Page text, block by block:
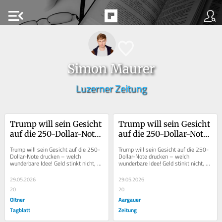
menu_open
Simon Maurer
Luzerner Zeitung
Trump will sein Gesicht
auf die 250-Dollar-Note
wunderbare Idee!
Trump will sein Gesicht auf die 250-
Dollar-Note drucken – welch
wunderbare Idee! Geld stinkt nicht,
behaupteten die Römer. Sie haben
die Rechnung...
29.05.2026
20
Oltner
Tagblatt
Trump will sein Gesicht
auf die 250-Dollar-Note
wunderbare Idee!
Trump will sein Gesicht auf die 250-
Dollar-Note drucken – welch
wunderbare Idee! Geld stinkt nicht,
behaupteten die Römer. Sie haben
die Rechnung...
29.05.2026
20
Aargauer
Zeitung